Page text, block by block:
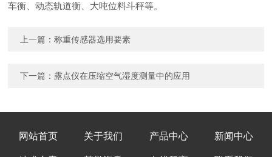
车衡、动态轨道衡、大吨位料斗秤等。
上一篇：称重传感器选用要素
下一篇： 露点仪在压缩空气湿度测量中的应用
网站首页 关于我们 产品中心 新闻中心